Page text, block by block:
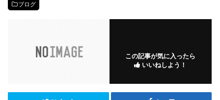
ブログ
この記事が気に入ったら
いいねしよう！